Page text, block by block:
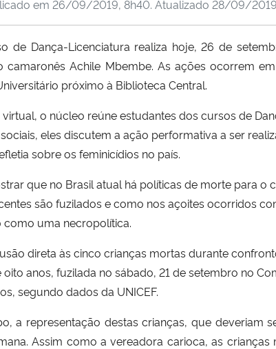
em 26/09/2019, 8h40. Atualizado 28/09/
Dança-Licenciatura realiza hoje, 26 de
Achile Mbembe. As ações ocorrem
próximo à Biblioteca Central.
o núcleo reúne estudantes dos cursos de
eles discutem a ação performativa a ser
sobre os feminicídios no país.
que no Brasil atual há políticas de morte para
são fuzilados e como nos açoites ocorridos
uma necropolítica.
direta às cinco crianças mortas durante
anos, fuzilada no sábado, 21 de setembro no
segundo dados da UNICEF.
a representação destas crianças, que deveriam
Assim como a vereadora carioca, as